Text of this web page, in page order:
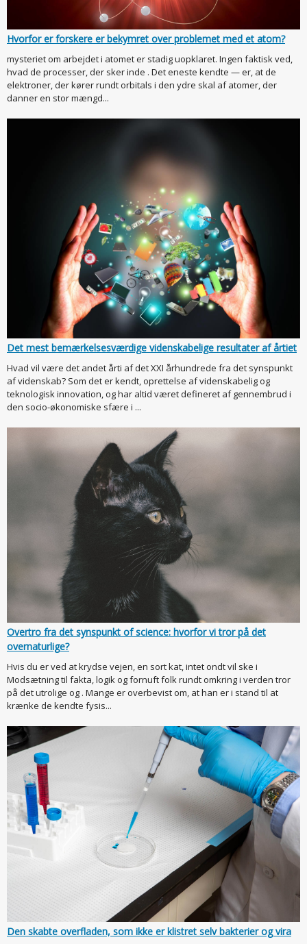
Hvorfor er forskere er bekymret over problemet med et atom?
mysteriet om arbejdet i atomet er stadig uopklaret. Ingen faktisk ved,
hvad de processer, der sker inde . Det eneste kendte — er, at de
elektroner, der kører rundt orbitals i den ydre skal af atomer, der
danner en stor mængd...
Det mest bemærkelsesværdige videnskabelige resultater af årtiet
Hvad vil være det andet årti af det XXI århundrede fra det synspunkt
af videnskab? Som det er kendt, oprettelse af videnskabelig og
teknologisk innovation, og har altid været defineret af gennembrud i
den socio-økonomiske sfære i ...
Overtro fra det synspunkt of science: hvorfor vi tror på det
overnaturlige?
Hvis du er ved at krydse vejen, en sort kat, intet ondt vil ske i
Modsætning til fakta, logik og fornuft folk rundt omkring i verden tror
på det utrolige og . Mange er overbevist om, at han er i stand til at
krænke de kendte fysis...
Den skabte overfladen, som ikke er klistret selv bakterier og vira